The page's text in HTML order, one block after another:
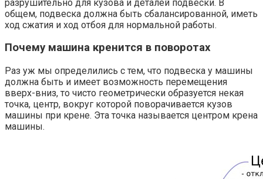
разрушительно для кузова и деталей подвески. В
общем, подвеска должна быть сбалансированной, иметь
ход сжатия и ход отбоя для нормальной работы.
Почему машина кренится в поворотах
Раз уж мы определились с тем, что подвеска у машины
должна быть и имеет возможность перемещения
вверх-вниз, то чисто геометрически образуется некая
точка, центр, вокруг которой поворачивается кузов
машины при крене. Эта точка называется центром крена
машины.